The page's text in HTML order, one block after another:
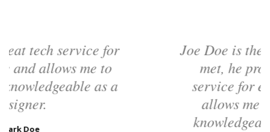
Joe Doe is the smartest guy I ever
met, he provides great tech
service for each template and
allows me to become more
knowledgeable as a designer.